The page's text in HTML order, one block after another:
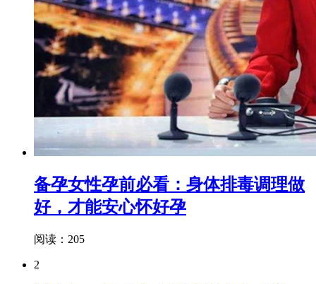
备孕女性孕前必看：身体排毒调理做
好，才能安心怀好孕
阅读：205
2